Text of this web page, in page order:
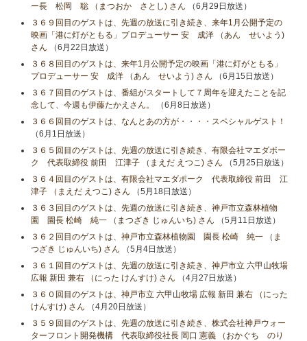
ー長 松岡 聡 （まつおか さとし) さん （6月29日放送）
３６９回目のゲストは、先週の放送に引き続き、来年1月公開予定の
映画「港に灯がともる」プロデューサー 安 成洋 （あん せいよう)
さん （6月22日放送）
３６８回目のゲストは、来年1月公開予定の映画「港に灯がともる」
プロデューサー 安 成洋 （あん せいよう) さん （6月15日放送）
３６７回目のゲストは、番組がスタートして７周年を迎えたことを記
念して、今週も伊藤たかえさん。
（6月8日放送）
３６６回目のゲストは、なんとあの方が・・・・スペシャルゲスト！
（6月1日放送）
３６５回目のゲストは、先週の放送に引き続き、有限会社マエダポー
ク 代表取締役 前田 江津子 （まえだ えつこ) さん （5月25日放送）
３６４回目のゲストは、有限会社マエダポーク 代表取締役 前田 江
津子 （まえだ えつこ) さん （5月18日放送）
３６３回目のゲストは、先週の放送に引き続き、神戸市立森林植物
園 園長 松崎 純一 （まつざき じゅんいち) さん （5月11日放送）
３６２回目のゲストは、神戸市立森林植物園 園長 松崎 純一 （ま
つざき じゅんいち) さん （5月4日放送）
３６１回目のゲストは、先週の放送に引き続き、神戸市立 六甲山牧場
広報 新田 兼右 （にった けんすけ) さん （4月27日放送）
３６０回目のゲストは、神戸市立 六甲山牧場 広報 新田 兼右 （にった
けんすけ) さん （4月20日放送）
３５９回目のゲストは、先週の放送に引き続き、株式会社神戸ウォー
ターフロント開発機構 代表取締役社長 岡口 憲義 （おかぐち のり